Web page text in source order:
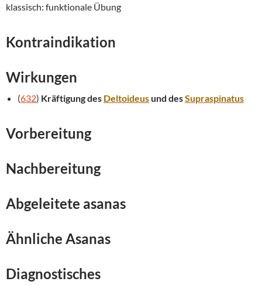
klassisch: funktionale Übung
Kontraindikation
Wirkungen
(632) Kräftigung des Deltoideusund desSupraspinatus
Vorbereitung
Nachbereitung
Abgeleitete asanas
Ähnliche Asanas
Diagnostisches